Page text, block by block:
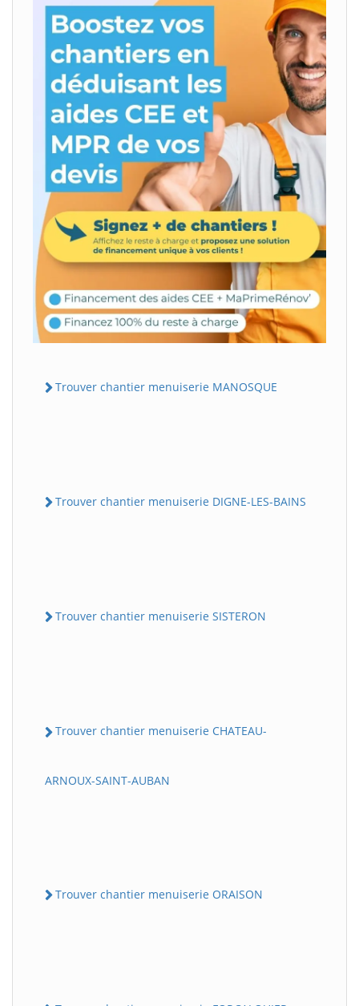
Trouver chantier menuiserie MANOSQUE
Trouver chantier menuiserie DIGNE-LES-BAINS
Trouver chantier menuiserie SISTERON
Trouver chantier menuiserie CHATEAU-
ARNOUX-SAINT-AUBAN
Trouver chantier menuiserie ORAISON